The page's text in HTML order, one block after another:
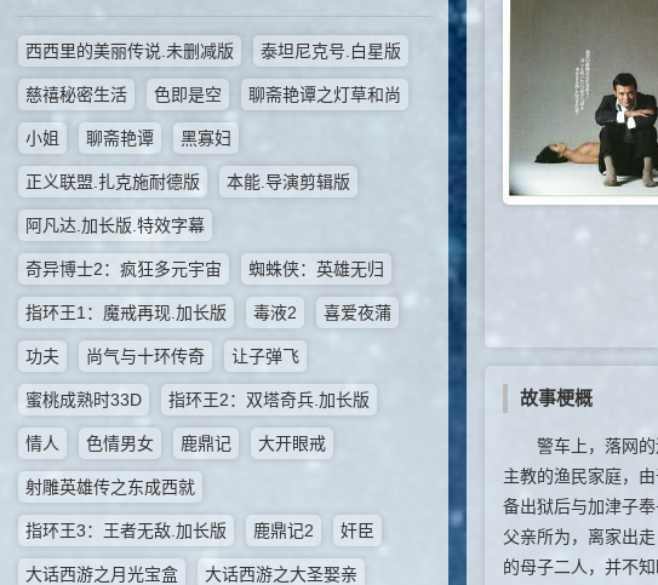
西西里的美丽传说.未删减版 泰坦尼克号.白星版
慈禧秘密生活 色即是空 聊斋艳谭之灯草和尚
小姐 聊斋艳谭 黑寡妇
正义联盟.扎克施耐德版 本能.导演剪辑版
阿凡达.加长版.特效字幕
奇异博士2：疯狂多元宇宙 蜘蛛侠：英雄无归
指环王1：魔戒再现.加长版 毒液2 喜爱夜蒲
功夫 尚气与十环传奇 让子弹飞
蜜桃成熟时33D 指环王2：双塔奇兵.加长版
情人 色情男女 鹿鼎记 大开眼戒
射雕英雄传之东成西就
指环王3：王者无敌.加长版 鹿鼎记2 奸臣
大话西游之月光宝盒 大话西游之大圣娶亲
故事梗概
警车上，落网的
主教的渔民家庭，
备出狱后与加津子
父亲所为，离家出
的母子二人，并不